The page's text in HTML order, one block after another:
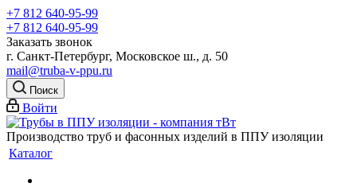
+7 812 640-95-99
+7 812 640-95-99
Заказать звонок
г. Санкт-Петербург, Московское ш., д. 50
mail@truba-v-ppu.ru
Поиск
Войти
Производство труб и фасонных изделий в ППУ изоляции
Каталог